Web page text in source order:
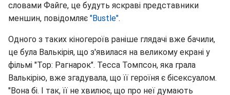
словами Файге, це будуть яскраві представники
меншин, повідомляє "Bustle".
Одного з таких кіногероїв раніше глядачі вже бачили,
це була Валькірія, що з'явилася на великому екрані у
фільмі "Тор: Рагнарок". Тесса Томпсон, яка грала
Валькірію, вже згадувала, що її героїня є бісексуалом.
"Вона бі. І так, її не хвилює, що про неї думають